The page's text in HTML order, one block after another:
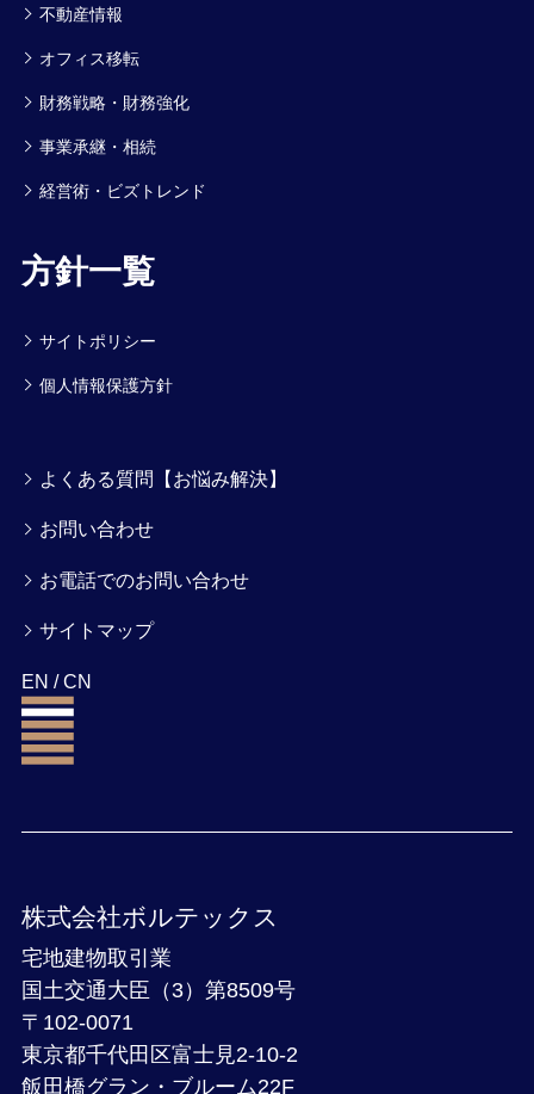
不動産情報
オフィス移転
財務戦略・財務強化
事業承継・相続
経営術・ビズトレンド
方針一覧
サイトポリシー
個人情報保護方針
よくある質問【お悩み解決】
お問い合わせ
お電話でのお問い合わせ
サイトマップ
EN /CN
株式会社ボルテックス
宅地建物取引業
国土交通大臣（3）第8509号
〒102-0071
東京都千代田区富士見2-10-2
飯田橋グラン・ブルーム22F